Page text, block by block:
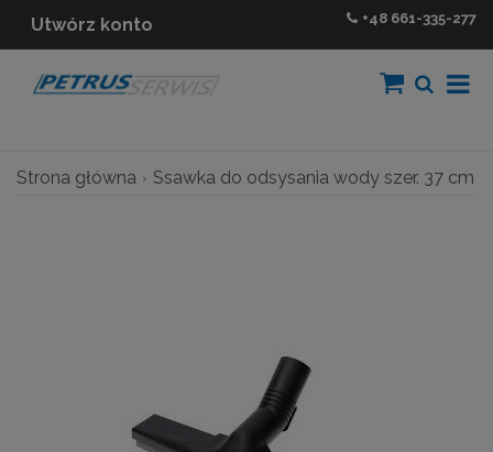
Utwórz konto +48 661-335-277
Strona główna Ssawka do odsysania wody szer. 37 cm